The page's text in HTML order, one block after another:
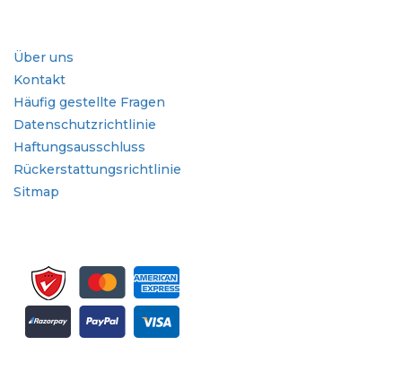
Über uns
Kontakt
Häufig gestellte Fragen
Datenschutzrichtlinie
Haftungsausschluss
Rückerstattungsrichtlinie
Sitmap